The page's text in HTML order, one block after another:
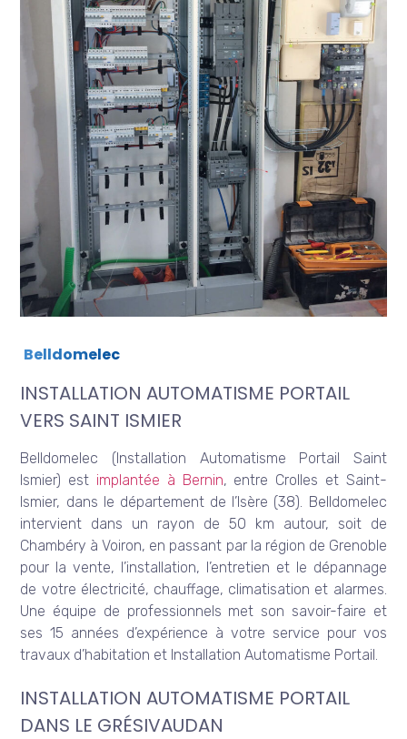
Belldomelec
INSTALLATION AUTOMATISME PORTAIL
VERS SAINT ISMIER
Belldomelec (Installation Automatisme Portail Saint
Ismier) est implantée à Bernin, entre Crolles et Saint-
Ismier, dans le département de l’Isère (38). Belldomelec
intervient dans un rayon de 50 km autour, soit de
Chambéry à Voiron, en passant par la région de Grenoble
pour la vente, l’installation, l’entretien et le dépannage
de votre électricité, chauffage, climatisation et alarmes.
Une équipe de professionnels met son savoir-faire et
ses 15 années d’expérience à votre service pour vos
travaux d’habitation et Installation Automatisme Portail.
INSTALLATION AUTOMATISME PORTAIL
DANS LE GRÉSIVAUDAN